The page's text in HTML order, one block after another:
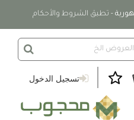
- تطبق الشروط والأحكام
تسجيل الدخول